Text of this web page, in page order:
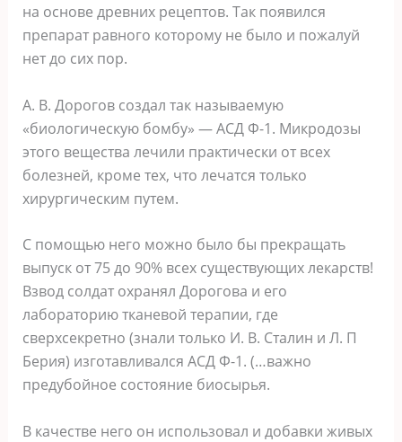
на основе древних рецептов. Так появился
препарат равного которому не было и пожалуй
нет до сих пор.
А. В. Дорогов создал так называемую
«биологическую бомбу» — АСД Ф-1. Микродозы
этого вещества лечили практически от всех
болезней, кроме тех, что лечатся только
хирургическим путем.
С помощью него можно было бы прекращать
выпуск от 75 до 90% всех существующих лекарств!
Взвод солдат охранял Дорогова и его
лабораторию тканевой терапии, где
сверхсекретно (знали только И. В. Сталин и Л. П
Берия) изготавливался АСД Ф-1. (…важно
предубойное состояние биосырья.
В качестве него он использовал и добавки живых